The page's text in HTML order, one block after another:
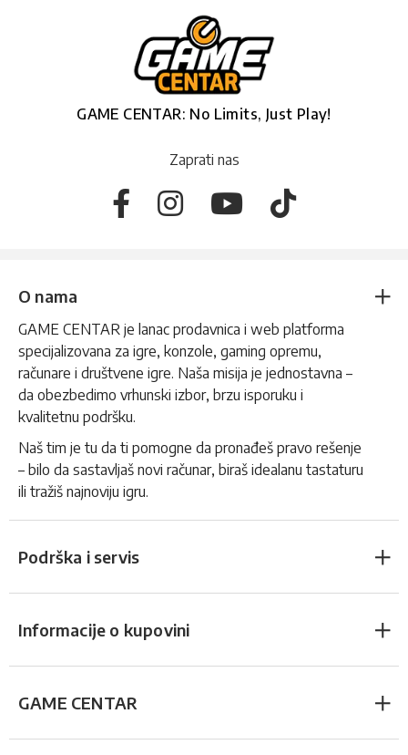
GAME CENTAR: No Limits, Just Play!
Zaprati nas
O nama
GAME CENTAR je lanac prodavnica i web platforma
specijalizovana za igre, konzole, gaming opremu,
računare i društvene igre. Naša misija je jednostavna –
da obezbedimo vrhunski izbor, brzu isporuku i
kvalitetnu podršku.
Naš tim je tu da ti pomogne da pronađeš pravo rešenje
– bilo da sastavljaš novi računar, biraš idealanu tastaturu
ili tražiš najnoviju igru.
Podrška i servis
Informacije o kupovini
GAME CENTAR